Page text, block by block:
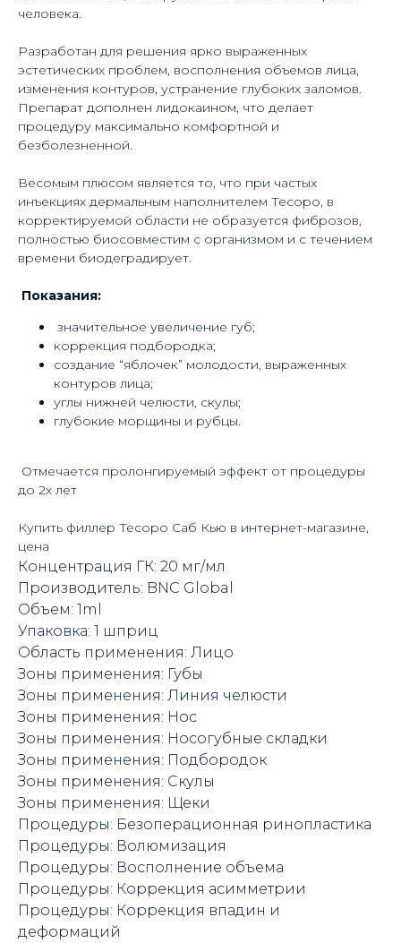
человека.
Разработан для решения ярко выраженных
эстетических проблем, восполнения объемов лица,
изменения контуров, устранение глубоких заломов.
Препарат дополнен лидокаином, что делает
процедуру максимально комфортной и
безболезненной.
Весомым плюсом является то, что при частых
инъекциях дермальным наполнителем Тесоро, в
корректируемой области не образуется фиброзов,
полностью биосовместим с организмом и с течением
времени биодеградирует.
Показания:
значительное увеличение губ;
коррекция подбородка;
создание “яблочек” молодости, выраженных
контуров лица;
углы нижней челюсти, скулы;
глубокие морщины и рубцы.
Отмечается пролонгируемый эффект от процедуры
до 2х лет
Купить филлер Тесоро Саб Кью в интернет-магазине,
цена
Концентрация ГК: 20 мг/мл
Производитель: BNC Global
Объем: 1ml
Упаковка: 1 шприц
Область применения: Лицо
Зоны применения: Губы
Зоны применения: Линия челюсти
Зоны применения: Нос
Зоны применения: Носогубные складки
Зоны применения: Подбородок
Зоны применения: Скулы
Зоны применения: Щеки
Процедуры: Безоперационная ринопластика
Процедуры: Волюмизация
Процедуры: Восполнение объема
Процедуры: Коррекция асимметрии
Процедуры: Коррекция впадин и
деформаций